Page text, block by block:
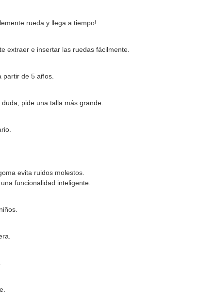
rueda y llega a tiempo!
extraer e insertar las ruedas fácilmente.
partir de 5 años.
pide una talla más grande.
evita ruidos molestos.
funcionalidad inteligente.